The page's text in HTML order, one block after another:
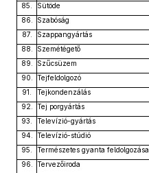
85.
Sütöde
86.
Szabóság
87.
Szappangyártás
88.
Szemétégető
89.
Szűcsüzem
90.
Tejfeldolgozó
91.
Tejkondenzálás
92.
Tej porgyártás
93.
Televízió-gyártás
94.
Televízió-stúdió
95.
Természetes gyanta feldolgozása
96.
Tervezőiroda